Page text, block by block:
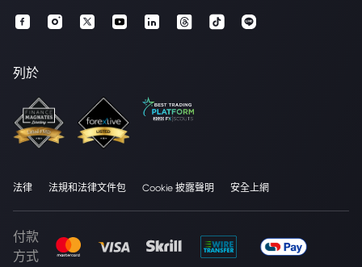
列於
法律 法規和法律文件包 Cookie 披露聲明 安全上網
付款
方式